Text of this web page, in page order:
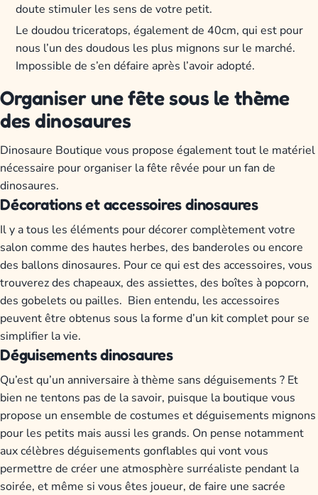
doute stimuler les sens de votre petit.
Le doudou triceratops, également de 40cm, qui est pour
nous l’un des doudous les plus mignons sur le marché.
Impossible de s’en défaire après l’avoir adopté.
Organiser une fête sous le thème
des dinosaures
Dinosaure Boutique vous propose également tout le matériel
nécessaire pour organiser la fête rêvée pour un fan de
dinosaures.
Décorations et accessoires dinosaures
Il y a tous les éléments pour décorer complètement votre
salon comme des hautes herbes, des banderoles ou encore
des ballons dinosaures. Pour ce qui est des accessoires, vous
trouverez des chapeaux, des assiettes, des boîtes à popcorn,
des gobelets ou pailles. Bien entendu, les accessoires
peuvent être obtenus sous la forme d’un kit complet pour se
simplifier la vie.
Déguisements dinosaures
Qu’est qu’un anniversaire à thème sans déguisements ? Et
bien ne tentons pas de la savoir, puisque la boutique vous
propose un ensemble de costumes et déguisements mignons
pour les petits mais aussi les grands. On pense notamment
aux célèbres déguisements gonflables qui vont vous
permettre de créer une atmosphère surréaliste pendant la
soirée, et même si vous êtes joueur, de faire une sacrée